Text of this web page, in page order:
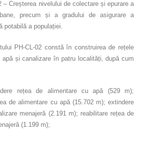
– Creșterea nivelului de colectare și epurare a
precum și a gradului de asigurare a
potabilă a populației.
PH-CL-02 constă în construirea de rețele
apă și canalizare în patru localități, după cum
rețea de alimentare cu apă (529 m);
de alimentare cu apă (15.702 m); extindere
menajeră (2.191 m); reabilitare rețea de
(1.199 m);